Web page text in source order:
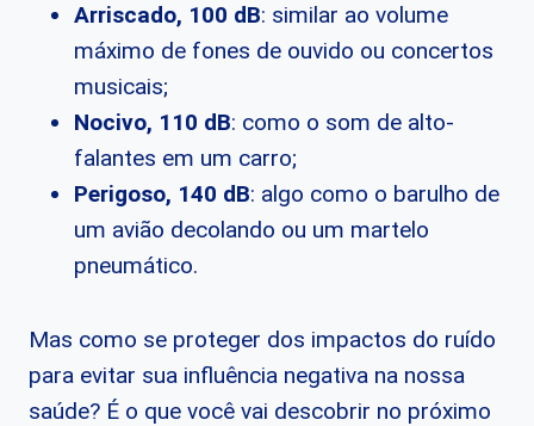
Arriscado, 100 dB: similar ao volume
máximo de fones de ouvido ou concertos
musicais;
Nocivo, 110 dB: como o som de alto-
falantes em um carro;
Perigoso, 140 dB: algo como o barulho de
um avião decolando ou um martelo
pneumático.
Mas como se proteger dos impactos do ruído
para evitar sua influência negativa na nossa
saúde? É o que você vai descobrir no próximo